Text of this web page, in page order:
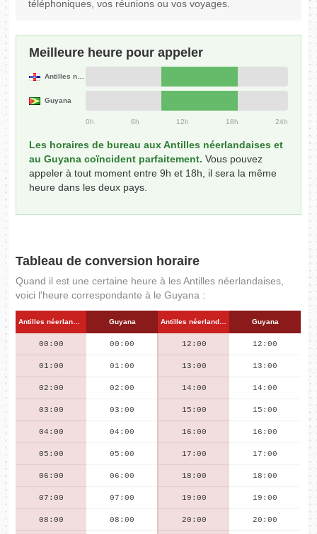
téléphoniques, vos réunions ou vos voyages.
Meilleure heure pour appeler
Antilles néerlandaises
Guyana
0h 6h 12h 18h 24h
Les horaires de bureau aux Antilles néerlandaises et
au Guyana coïncident parfaitement. Vous pouvez
appeler à tout moment entre 9h et 18h, il sera la même
heure dans les deux pays.
Tableau de conversion horaire
Quand il est une certaine heure à les Antilles néerlandaises,
voici l'heure correspondante à le Guyana :
Antilles néerlandaises Guyana Antilles néerlandaises Guyana
00:00 00:00 12:00 12:00
01:00 01:00 13:00 13:00
02:00 02:00 14:00 14:00
03:00 03:00 15:00 15:00
04:00 04:00 16:00 16:00
05:00 05:00 17:00 17:00
06:00 06:00 18:00 18:00
07:00 07:00 19:00 19:00
08:00 08:00 20:00 20:00